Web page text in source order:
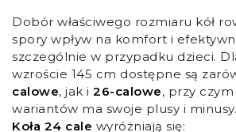
Dobór właściwego rozmiaru kół
spory wpływ na komfort i
szczególnie w przypadku dzieci.
wzroście 145 cm dostępne są
calowe, jak i 26-calowe, przy
wariantów ma swoje plusy i minusy.
Koła 24 cale wyróżniają się: